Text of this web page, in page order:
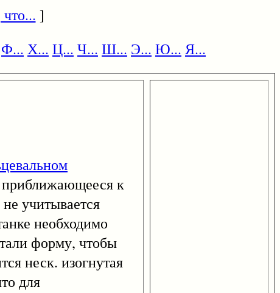
]
Ф... Х... Ц... Ч... Ш... Э... Ю... Я...
к
учитывается
необходимо
форму, чтобы
неск. изогнутая
для